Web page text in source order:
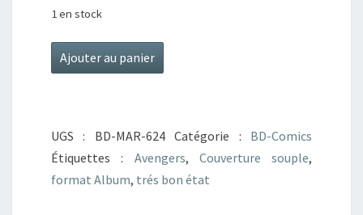
1 en stock
quantité
de
série
(The)
1.
Ajouter au panier
UGS : BD-MAR-624 Catégorie : BD-Comics
Étiquettes : Avengers, Couverture souple,
format Album, trés bon état